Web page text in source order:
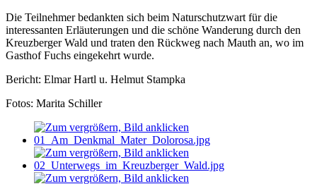
Die Teilnehmer bedankten sich beim Naturschutzwart für die
interessanten Erläuterungen und die schöne Wanderung durch den
Kreuzberger Wald und traten den Rückweg nach Mauth an, wo im
Gasthof Fuchs eingekehrt wurde.
Bericht: Elmar Hartl u. Helmut Stampka
Fotos: Marita Schiller